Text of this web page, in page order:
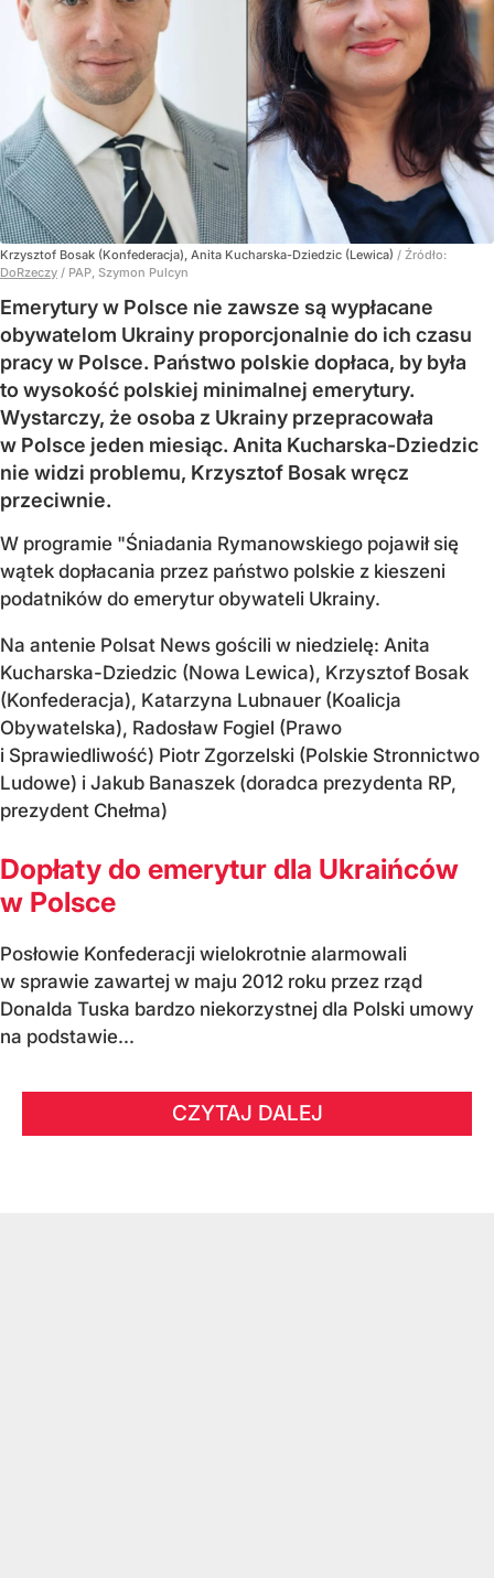
Krzysztof Bosak (Konfederacja), Anita Kucharska-Dziedzic (Lewica) / Źródło:
DoRzeczy / PAP, Szymon Pulcyn
Emerytury w Polsce nie zawsze są wypłacane
obywatelom Ukrainy proporcjonalnie do ich czasu
pracy w Polsce. Państwo polskie dopłaca, by była
to wysokość polskiej minimalnej emerytury.
Wystarczy, że osoba z Ukrainy przepracowała
w Polsce jeden miesiąc. Anita Kucharska-Dziedzic
nie widzi problemu, Krzysztof Bosak wręcz
przeciwnie.
W programie "Śniadania Rymanowskiego pojawił się
wątek dopłacania przez państwo polskie z kieszeni
podatników do emerytur obywateli Ukrainy.
Na antenie Polsat News gościli w niedzielę: Anita
Kucharska-Dziedzic (Nowa Lewica), Krzysztof Bosak
(Konfederacja), Katarzyna Lubnauer (Koalicja
Obywatelska), Radosław Fogiel (Prawo
i Sprawiedliwość) Piotr Zgorzelski (Polskie Stronnictwo
Ludowe) i Jakub Banaszek (doradca prezydenta RP,
prezydent Chełma)
Dopłaty do emerytur dla Ukraińców
w Polsce
Posłowie Konfederacji wielokrotnie alarmowali
w sprawie zawartej w maju 2012 roku przez rząd
Donalda Tuska bardzo niekorzystnej dla Polski umowy
na podstawie...
CZYTAJ DALEJ